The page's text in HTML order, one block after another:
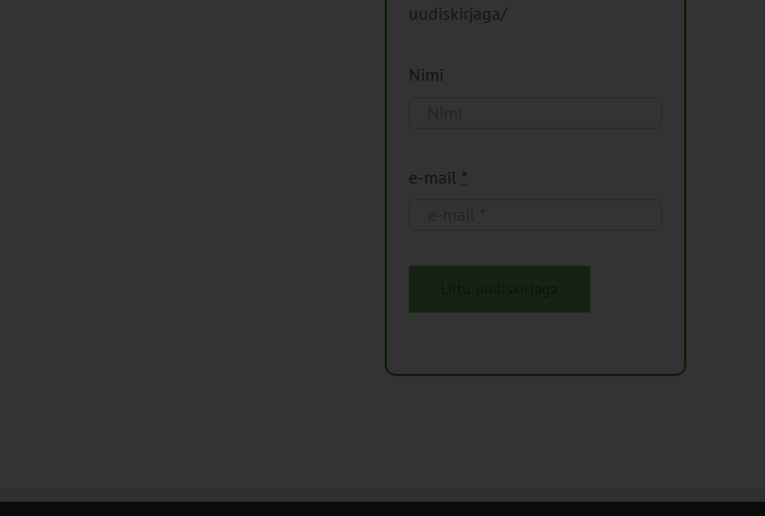
uudiskirjaga/
Nimi
e-mail *